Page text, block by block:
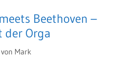
Beethoven –
der Orga
von Mark